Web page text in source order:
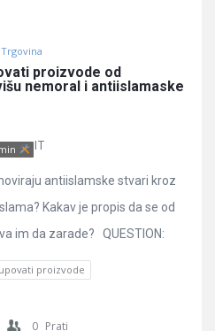
proizvode od
nemoral i antiislamaske
IT
antiislamske stvari kroz
Kakav je propis da se od
im da zarade? QUESTION:
proizvode
0 Prati